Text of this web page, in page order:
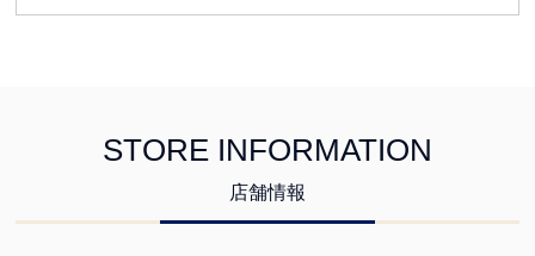
STORE INFORMATION
店舗情報